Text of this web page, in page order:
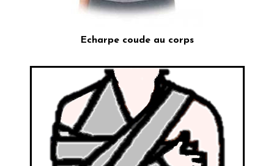
Echarpe coude au corps